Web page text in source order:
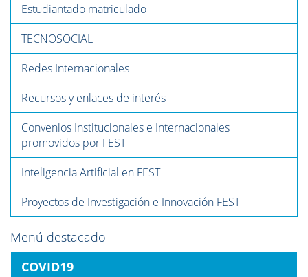
Estudiantado matriculado
TECNOSOCIAL
Redes Internacionales
Recursos y enlaces de interés
Convenios Institucionales e Internacionales
promovidos por FEST
Inteligencia Artificial en FEST
Proyectos de Investigación e Innovación FEST
Menú destacado
COVID19